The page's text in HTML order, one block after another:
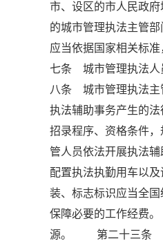
市、设区的市人民政
的城市管理执法主管
应当依据国家相关标
七条 城市管理执法
八条 城市管理执法
执法辅助事务产生的
招录程序、资格条件
管人员依法开展执法
配置执法执勤用车以
装、标志标识应当全
保障必要的工作经费
源。 第二十三条 城